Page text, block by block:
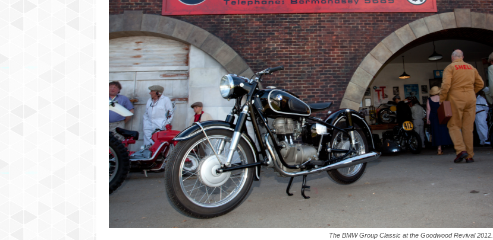
The BMW Group Classic at the Goodwood Revival